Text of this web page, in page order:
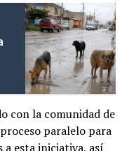
con la comunidad de
paralelo para
esta iniciativa, así